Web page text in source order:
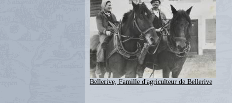
Bellerive, Famille d'agriculteur de Bellerive